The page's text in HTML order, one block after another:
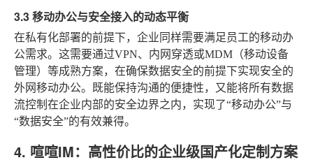
3.3 移动办公与安全接入的动态平衡
在私有化部署的前提下，企业同样需要满足员工的移动办
公需求。这需要通过VPN、内网穿透或MDM（移动设备
管理）等成熟方案，在确保数据安全的前提下实现安全的
外网移动办公。既能保持沟通的便捷性，又能将所有数据
流控制在企业内部的安全边界之内，实现了“移动办公”与
“数据安全”的有效兼得。
4. 喧喧IM：高性价比的企业级国产化定制方案